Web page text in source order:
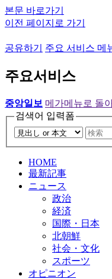
본문 바로가기
이전 페이지로 가기
공유하기 주요 서비스 메
주요서비스
중앙일보 메가메뉴로 돌
검색어 입력폼
HOME
最新記事
ニュース
政治
経済
国際・日本
北朝鮮
社会・文化
スポーツ
オピニオン